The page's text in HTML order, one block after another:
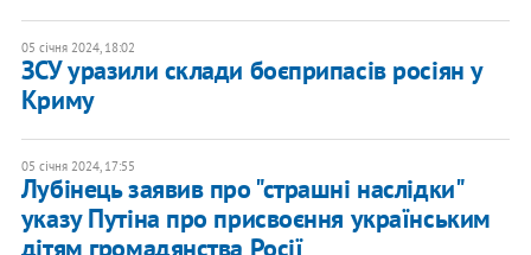
05 січня 2024, 18:02
ЗСУ уразили склади боєприпасів росіян у
Криму
05 січня 2024, 17:55
Лубінець заявив про "страшні наслідки"
указу Путіна про присвоєння українським
дітям громадянства Росії